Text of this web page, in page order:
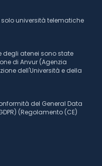
università telematiche
degli atenei sono state
di Anvur (Agenzia
dell'Università e della
del General Data
(Regolamento (CE)